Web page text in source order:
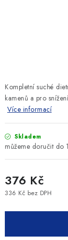
Kompletní suché
kamenů a pro
Více informací
Skladem
376 Kč
336 Kč bez DPH